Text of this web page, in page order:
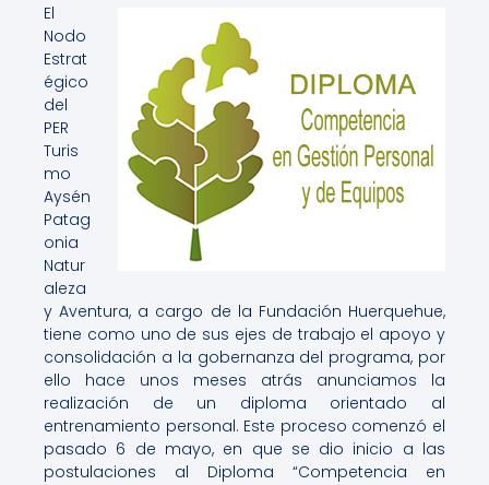
El
Nodo
Estrat
égico
del
PER
Turis
mo
Aysén
Patag
onia
Natur
aleza
y Aventura, a cargo de la Fundación Huerquehue,
tiene como uno de sus ejes de trabajo el apoyo y
consolidación a la gobernanza del programa, por
ello hace unos meses atrás anunciamos la
realización de un diploma orientado al
entrenamiento personal. Este proceso comenzó el
pasado 6 de mayo, en que se dio inicio a las
postulaciones al Diploma “Competencia en